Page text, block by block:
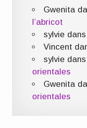
Gwenita
l’abricot
sylvie dans
Vincent
sylvie dans
orientales
Gwenita
orientales